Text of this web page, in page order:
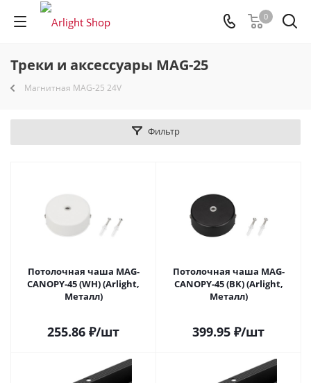
0
Треки и аксессуары MAG-25
Магнитная MAG-25 24V
Фильтр
Потолочная чаша MAG-
CANOPY-45 (WH) (Arlight,
Металл)
255.86 ₽/шт
Потолочная чаша MAG-
CANOPY-45 (BK) (Arlight,
Металл)
399.95 ₽/шт